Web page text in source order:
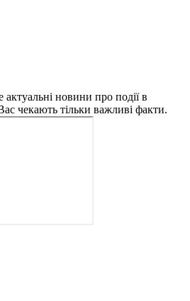
новини про події в
чекають тільки важливі факти.